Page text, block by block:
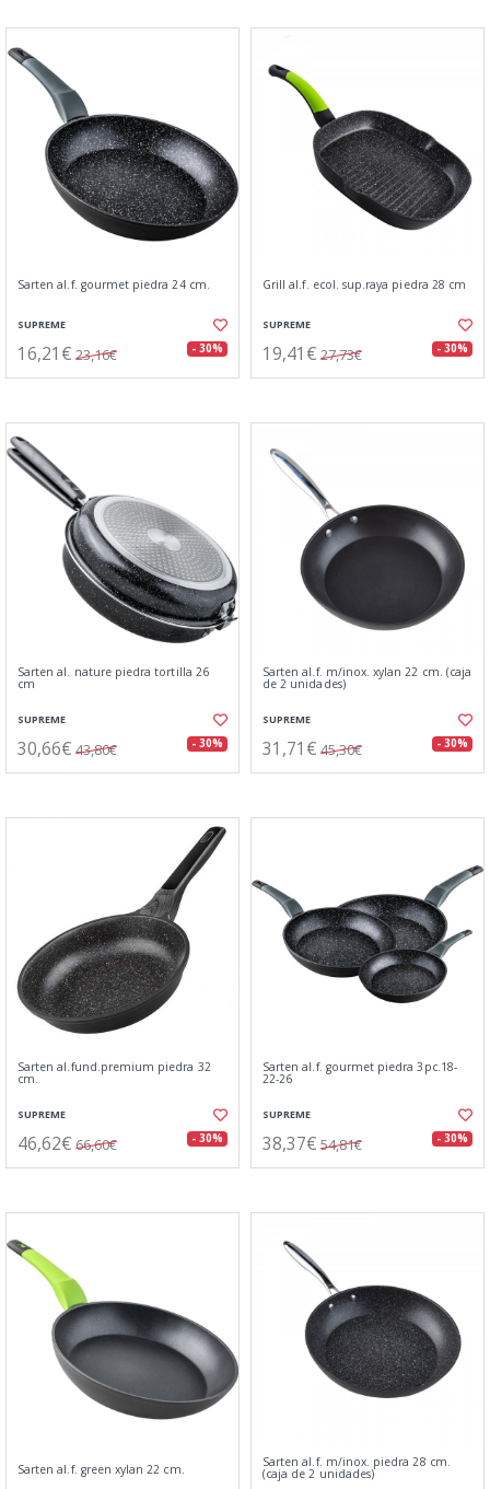
Sarten al.f. gourmet piedra 24 cm.
SUPREME
16,21€ 23,16€ - 30%
Grill al.f. ecol. sup.raya piedra 28 cm
SUPREME
19,41€ 27,73€ - 30%
Sarten al. nature piedra tortilla 26
cm
SUPREME
30,66€ 43,80€ - 30%
Sarten al.f. m/inox. xylan 22 cm. (caja
de 2 unidades)
SUPREME
31,71€ 45,30€ - 30%
Sarten al.fund.premium piedra 32
cm.
SUPREME
46,62€ 66,60€ - 30%
Sarten al.f. gourmet piedra 3pc.18-
22-26
SUPREME
38,37€ 54,81€ - 30%
Sarten al.f. green xylan 22 cm. Sarten al.f. m/inox. piedra 28 cm.
(caja de 2 unidades)